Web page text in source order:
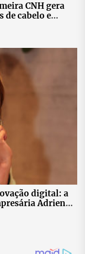
CNH gera
de cabelo e
digital: a
Adriene